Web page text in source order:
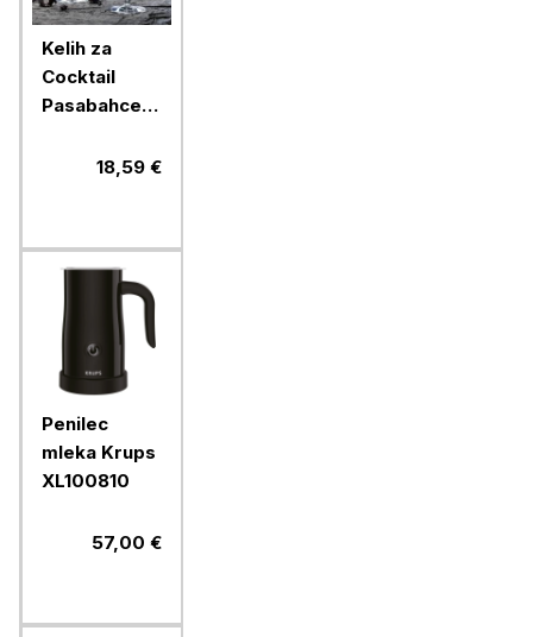
Kelih za
Cocktail
Pasabahce
270 ml, 418,59 €
Penilec
mleka Krups
XL100810
57,00 €